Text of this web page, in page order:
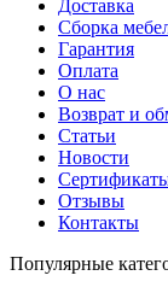
Доставка
Сборка
Гарантия
Оплата
О нас
Возврат и
Статьи
Новости
Отзывы
Контакты
Популярные